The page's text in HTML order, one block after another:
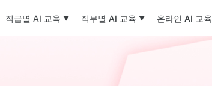
직급별 AI 교육 직무별 AI 교육 온라인 AI 교육